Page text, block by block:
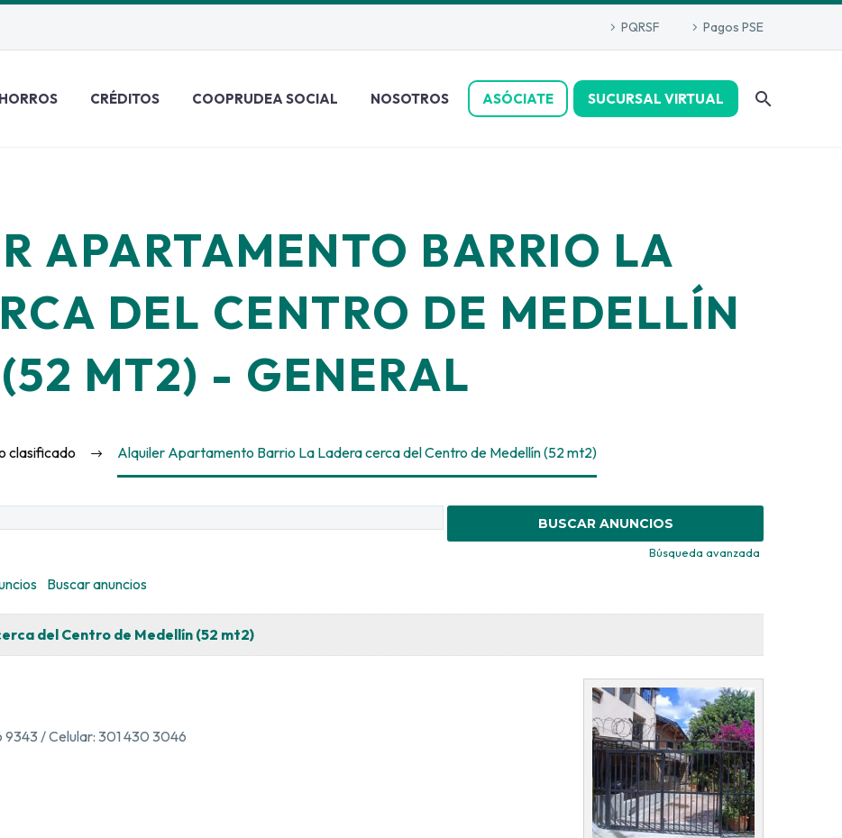
PQRSF Pagos PSE
CRÉDITOS COOPRUDEA SOCIAL NOSOTROS ASÓCIATE SUCURSAL VIRTUAL
APARTAMENTO BARRIO LA
DEL CENTRO DE MEDELLÍN
(52 MT2) - GENERAL
clasificado Alquiler Apartamento Barrio La Ladera cerca del Centro de Medellín (52 mt2)
Búsqueda avanzada
Buscar anuncios
del Centro de Medellín (52 mt2)
/ Celular: 301 430 3046